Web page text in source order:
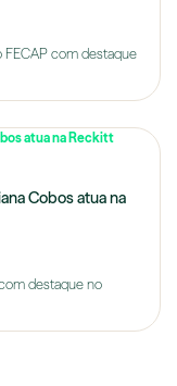
FECAP com destaque
Cobos atua na
destaque no